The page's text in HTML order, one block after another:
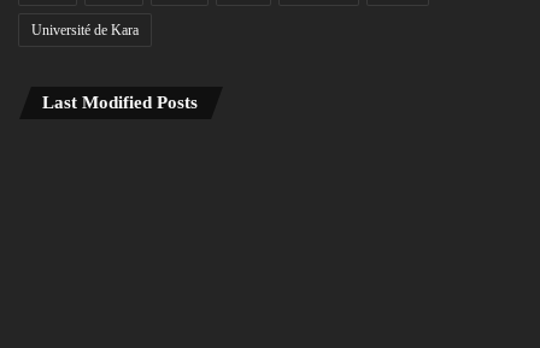
Université de Kara
Last Modified Posts